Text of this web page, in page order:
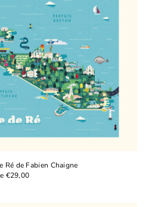
Ré de Fabien Chaigne
€29,00